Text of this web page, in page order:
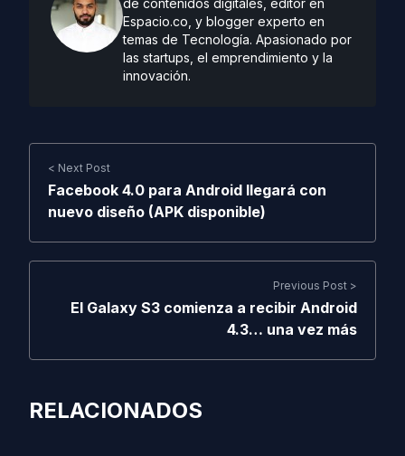
Espacio.co, y blogger experto en
temas de Tecnología. Apasionado por
las startups, el emprendimiento y la
innovación.
< Next Post
Facebook 4.0 para Android llegará con
nuevo diseño (APK disponible)
Previous Post >
El Galaxy S3 comienza a recibir Android
4.3… una vez más
RELACIONADOS